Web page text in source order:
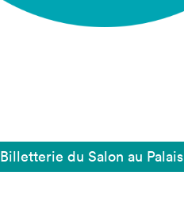
Billetterie du Salon au Palais